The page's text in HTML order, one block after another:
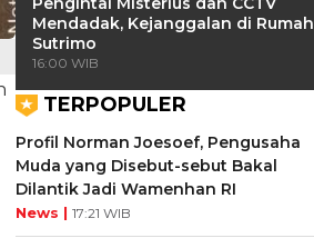
Mendadak, Kejanggalan di Rumah
Sutrimo
16:00 WIB
TERPOPULER
Profil Norman Joesoef, Pengusaha
Muda yang Disebut-sebut Bakal
Dilantik Jadi Wamenhan RI
News | 17:21 WIB